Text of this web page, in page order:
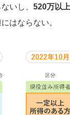
いし、 520万以
はならない。